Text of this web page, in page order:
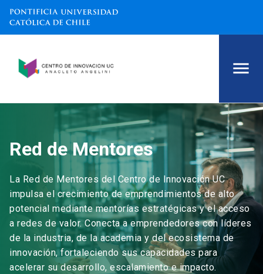
Red de Mentores
La Red de Mentores del Centro de Innovación UC
impulsa el crecimiento de emprendimientos de alto
potencial mediante mentorías estratégicas y el acceso
a redes de valor. Conecta a emprendedores con líderes
de la industria, de la academia y del ecosistema de
innovación, fortaleciendo sus capacidades para
acelerar su desarrollo, escalamiento e impacto.